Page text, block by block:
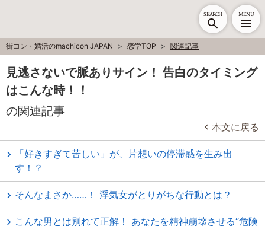
SEARCH MENU
街コン・婚活のmachicon JAPAN 恋学TOP 関連記事
見逃さないで脈ありサイン！ 告白のタイミング
はこんな時！！
の関連記事
本文に戻る
「好きすぎて苦しい」が、片想いの停滞感を生み出
す！？
そんなまさか……！ 浮気女がとりがちな行動とは？
こんな男とは別れて正解！ あなたを精神崩壊させる“危険